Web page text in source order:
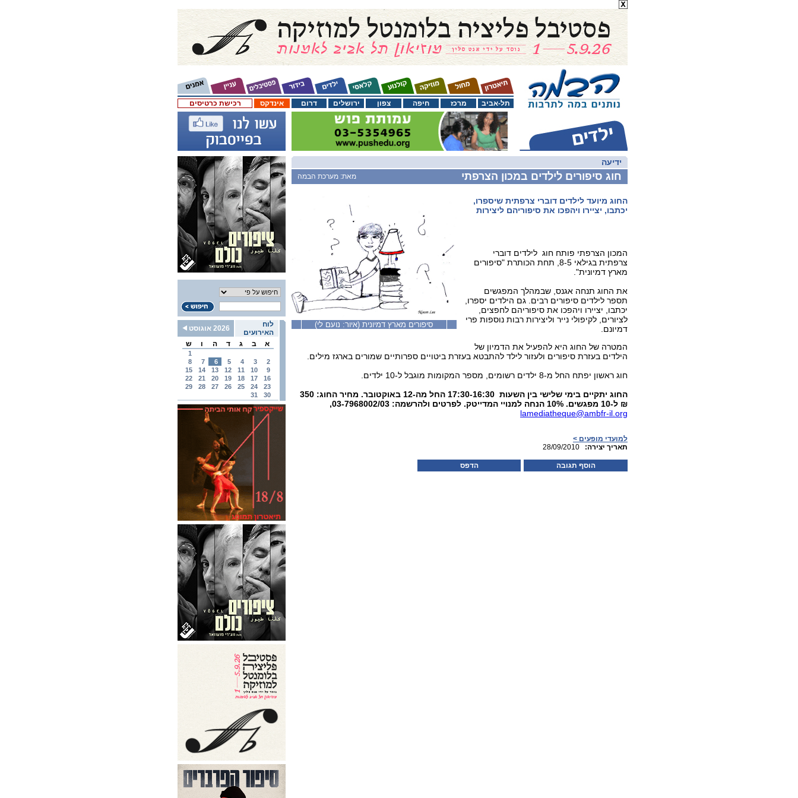
רכישת כרטיסים אינדקס דרום ירושלים צפון חיפה מרכז תל-אביב
לוח
האירועים
2026 אוגוסט
א
ב ג ד ה ו ש
1
2
3
4
5
6
7
8
9
10
11
12
13
14
15
16
17
18
19
20
21
22
23
24
25
26
27
28
29
30
31
ידיעה
מאת: מערכת הבמה חוג סיפורים לילדים במכון הצרפתי
סיפורים מארץ דמיונית (איור: נועם לי)
החוג מיועד לילדים דוברי צרפתית שיספרו,
יכתבו, יציירו ויהפכו את סיפוריהם ליצירות
המכון הצרפתי פותח חוג לילדים דוברי
צרפתית בגילאי 8-5, תחת הכותרת "סיפורים
מארץ דמיונית".
את החוג תנחה אגנס, שבמהלך המפגשים
תספר לילדים סיפורים רבים. גם הילדים יספרו,
יכתבו, יציירו ויהפכו את סיפוריהם לחפצים,
לציורים, לקיפולי נייר וליצירות רבות נוספות פרי
דמיונם.
המטרה של החוג היא להפעיל את הדמיון של
הילדים בעזרת סיפורים ולעזור לילד להתבטא בעזרת ביטויים ספרותיים שמורים בארגז מילים.
חוג ראשון יפתח החל מ-8 ילדים רשומים, מספר המקומות מוגבל ל-10 ילדים.
החוג יתקיים בימי שלישי בין השעות 17:30-16:30 החל מה-12 באוקטובר. מחיר החוג: 350
₪ ל-10 מפגשים. 10% הנחה למנויי המדייטק. לפרטים ולהרשמה: 03-7968002/03,
lamediatheque@ambfr-il.org
למועדי מופעים >
28/09/2010
:תאריך יצירה
הדפס הוסף תגובה